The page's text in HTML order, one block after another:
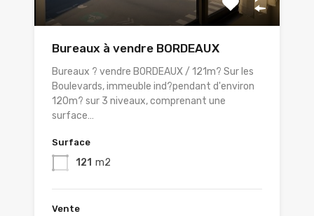
Bureaux à vendre BORDEAUX
Bureaux ? vendre BORDEAUX / 121m? Sur les
Boulevards, immeuble ind?pendant d'environ
120m? sur 3 niveaux, comprenant une
surface…
Surface
121 m2
Vente